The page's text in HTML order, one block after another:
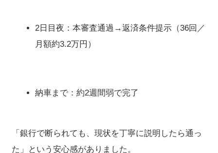
2日目夜：本審査通過→返済条件提示（36回／
月額約3.2万円）
納車まで：約2週間弱で完了
「銀行で断られても、現状を丁寧に説明したら通っ
た」という安心感がありました。